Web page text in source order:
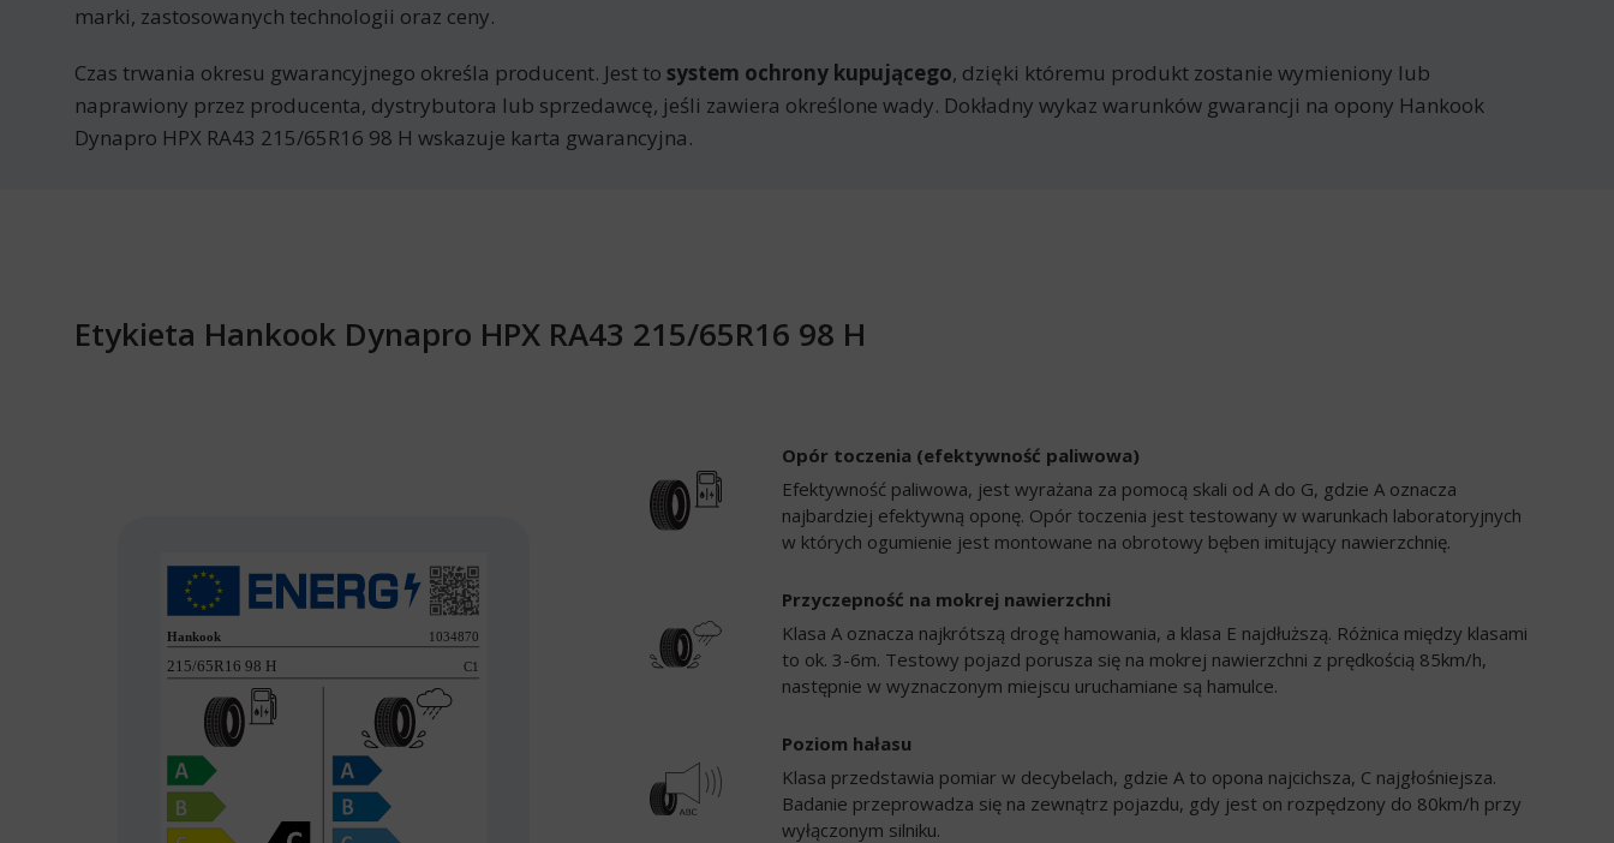
marki, zastosowanych technologii oraz ceny.
Czas trwania okresu gwarancyjnego określa producent. Jest to system ochrony kupującego, dzięki któremu produkt zostanie wymieniony lub
naprawiony przez producenta, dystrybutora lub sprzedawcę, jeśli zawiera określone wady. Dokładny wykaz warunków gwarancji na opony Hankook
Dynapro HPX RA43 215/65R16 98 H wskazuje karta gwarancyjna.
Etykieta Hankook Dynapro HPX RA43 215/65R16 98 H
Opór toczenia (efektywność paliwowa)
Efektywność paliwowa, jest wyrażana za pomocą skali od A do G, gdzie A oznacza
najbardziej efektywną oponę. Opór toczenia jest testowany w warunkach laboratoryjnych
w których ogumienie jest montowane na obrotowy bęben imitujący nawierzchnię.
Przyczepność na mokrej nawierzchni
Klasa A oznacza najkrótszą drogę hamowania, a klasa E najdłuższą. Różnica między klasami
to ok. 3-6m. Testowy pojazd porusza się na mokrej nawierzchni z prędkością 85km/h,
następnie w wyznaczonym miejscu uruchamiane są hamulce.
Poziom hałasu
Klasa przedstawia pomiar w decybelach, gdzie A to opona najcichsza, C najgłośniejsza.
Badanie przeprowadza się na zewnątrz pojazdu, gdy jest on rozpędzony do 80km/h przy
wyłączonym silniku.